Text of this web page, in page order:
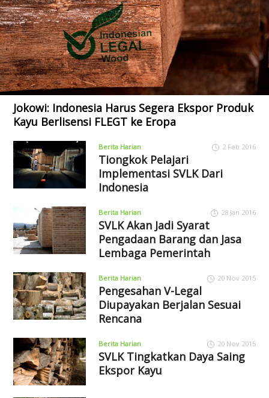
Jokowi: Indonesia Harus Segera Ekspor Produk
Kayu Berlisensi FLEGT ke Eropa
Berita Harian 2 Feb 2016
Tiongkok Pelajari
Implementasi SVLK Dari
Indonesia
Berita Harian 28 Jan 2016
SVLK Akan Jadi Syarat
Pengadaan Barang dan Jasa
Lembaga Pemerintah
Berita Harian 20 Nov 2015
Pengesahan V-Legal
Diupayakan Berjalan Sesuai
Rencana
Berita Harian 20 Nov 2015
SVLK Tingkatkan Daya Saing
Ekspor Kayu